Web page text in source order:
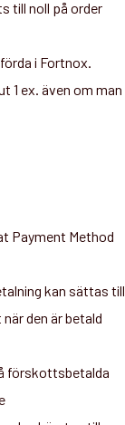
till noll på order
i Fortnox.
1 ex. även om man
Payment Method
kan sättas till
den är betald
förskottsbetalda